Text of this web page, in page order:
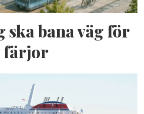
ska bana väg för
färjor